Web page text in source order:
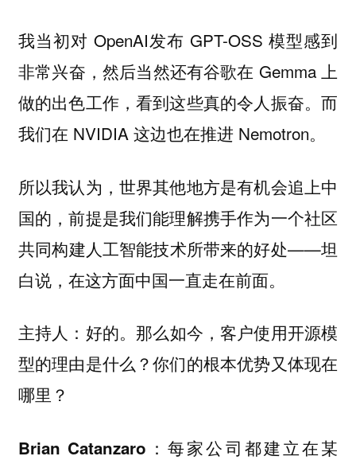
我当初对 OpenAI发布 GPT-OSS 模型感到
非常兴奋，然后当然还有谷歌在 Gemma 上
做的出色工作，看到这些真的令人振奋。而
我们在 NVIDIA 这边也在推进 Nemotron。
所以我认为，世界其他地方是有机会追上中
国的，前提是我们能理解携手作为一个社区
共同构建人工智能技术所带来的好处——坦
白说，在这方面中国一直走在前面。
主持人： 好的。那么如今，客户使用开源模
型的理由是什么？你们的根本优势又体现在
哪里？
Brian Catanzaro：每家公司都建立在某